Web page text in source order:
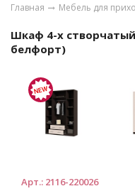
Главная Мебель для
Шкаф 4-х
белфорт)
Арт.: 2116-220026